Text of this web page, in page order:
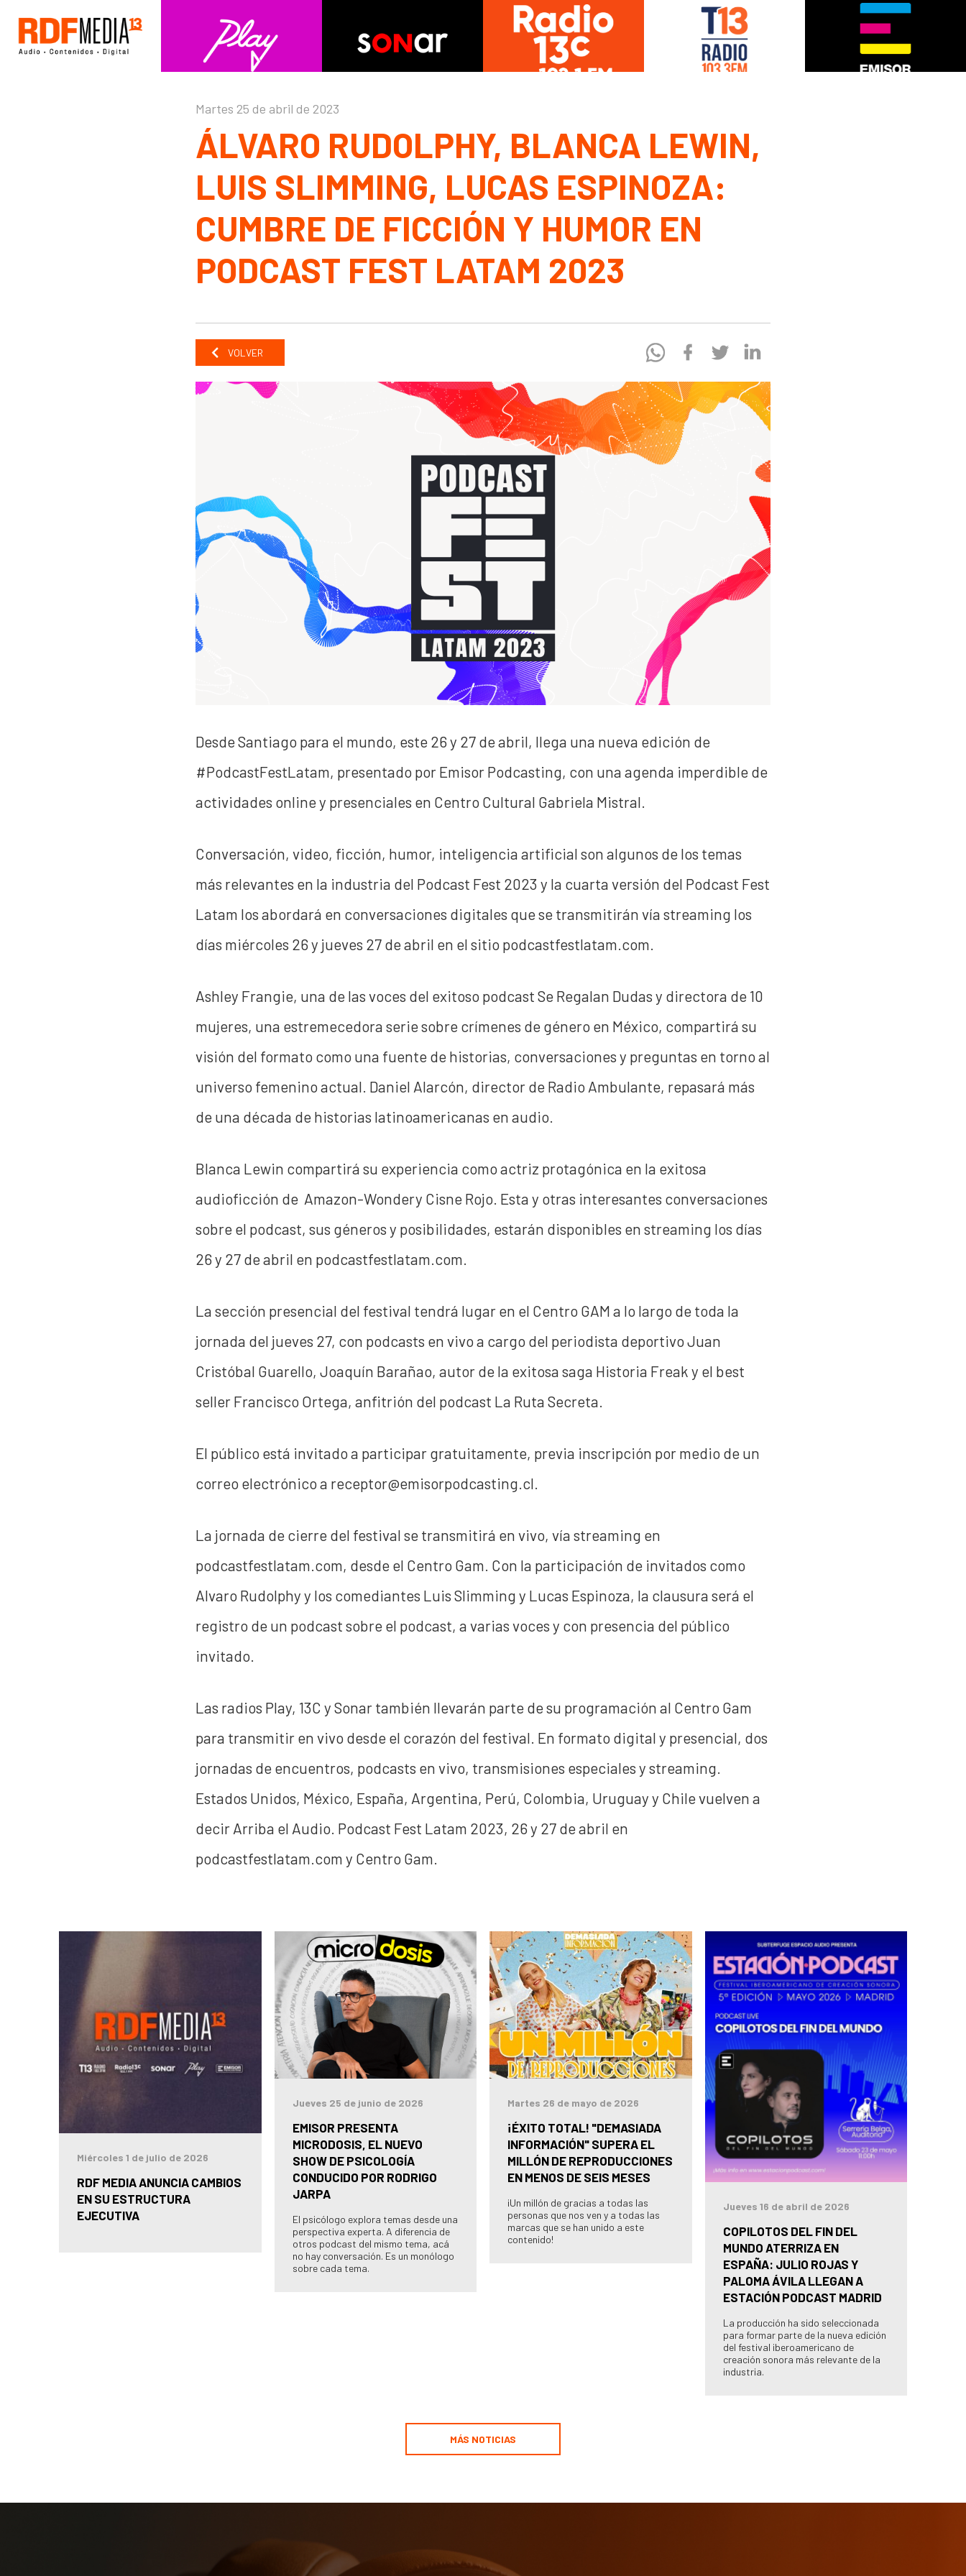
Martes 25 de abril de 2023
ÁLVARO RUDOLPHY, BLANCA LEWIN,
LUIS SLIMMING, LUCAS ESPINOZA:
CUMBRE DE FICCIÓN Y HUMOR EN
PODCAST FEST LATAM 2023
VOLVER
Desde Santiago para el mundo, este 26 y 27 de abril, llega una nueva edición de
#PodcastFestLatam, presentado por Emisor Podcasting, con una agenda imperdible de
actividades online y presenciales en Centro Cultural Gabriela Mistral.
Conversación, video, ficción, humor, inteligencia artificial son algunos de los temas
más relevantes en la industria del Podcast Fest 2023 y la cuarta versión del Podcast Fest
Latam los abordará en conversaciones digitales que se transmitirán vía streaming los
días miércoles 26 y jueves 27 de abril en el sitio podcastfestlatam.com.
Ashley Frangie, una de las voces del exitoso podcast Se Regalan Dudas y directora de 10
mujeres, una estremecedora serie sobre crímenes de género en México, compartirá su
visión del formato como una fuente de historias, conversaciones y preguntas en torno al
universo femenino actual. Daniel Alarcón, director de Radio Ambulante, repasará más
de una década de historias latinoamericanas en audio.
Blanca Lewin compartirá su experiencia como actriz protagónica en la exitosa
audioficción de Amazon-Wondery Cisne Rojo. Esta y otras interesantes conversaciones
sobre el podcast, sus géneros y posibilidades, estarán disponibles en streaming los días
26 y 27 de abril en podcastfestlatam.com.
La sección presencial del festival tendrá lugar en el Centro GAM a lo largo de toda la
jornada del jueves 27, con podcasts en vivo a cargo del periodista deportivo Juan
Cristóbal Guarello, Joaquín Barañao, autor de la exitosa saga Historia Freak y el best
seller Francisco Ortega, anfitrión del podcast La Ruta Secreta.
El público está invitado a participar gratuitamente, previa inscripción por medio de un
correo electrónico a receptor@emisorpodcasting.cl.
La jornada de cierre del festival se transmitirá en vivo, vía streaming en
podcastfestlatam.com, desde el Centro Gam. Con la participación de invitados como
Alvaro Rudolphy y los comediantes Luis Slimming y Lucas Espinoza, la clausura será el
registro de un podcast sobre el podcast, a varias voces y con presencia del público
invitado.
Las radios Play, 13C y Sonar también llevarán parte de su programación al Centro Gam
para transmitir en vivo desde el corazón del festival. En formato digital y presencial, dos
jornadas de encuentros, podcasts en vivo, transmisiones especiales y streaming.
Estados Unidos, México, España, Argentina, Perú, Colombia, Uruguay y Chile vuelven a
decir Arriba el Audio. Podcast Fest Latam 2023, 26 y 27 de abril en
podcastfestlatam.com y Centro Gam.
Miércoles 1 de julio de 2026
RDF MEDIA ANUNCIA CAMBIOS
EN SU ESTRUCTURA
EJECUTIVA
Jueves 25 de junio de 2026
EMISOR PRESENTA
MICRODOSIS, EL NUEVO
SHOW DE PSICOLOGÍA
CONDUCIDO POR RODRIGO
JARPA
El psicólogo explora temas desde una
perspectiva experta. A diferencia de
otros podcast del mismo tema, acá
no hay conversación. Es un monólogo
sobre cada tema.
Martes 26 de mayo de 2026
¡ÉXITO TOTAL! "DEMASIADA
INFORMACIÓN" SUPERA EL
MILLÓN DE REPRODUCCIONES
EN MENOS DE SEIS MESES
¡Un millón de gracias a todas las
personas que nos ven y a todas las
marcas que se han unido a este
contenido!
Jueves 16 de abril de 2026
COPILOTOS DEL FIN DEL
MUNDO ATERRIZA EN
ESPAÑA: JULIO ROJAS Y
PALOMA ÁVILA LLEGAN A
ESTACIÓN PODCAST MADRID
La producción ha sido seleccionada
para formar parte de la nueva edición
del festival iberoamericano de
creación sonora más relevante de la
industria.
MÁS NOTICIAS